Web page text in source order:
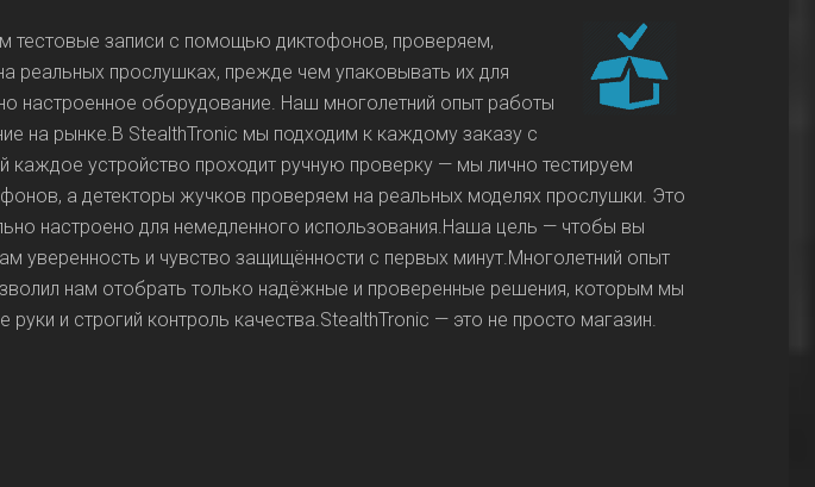
тестовые записи с помощью диктофонов, проверяем,
реальных прослушках, прежде чем упаковывать их для
настроенное оборудование. Наш многолетний опыт работы
на рынке.В StealthTronic мы подходим к каждому заказу с
устройство проходит ручную проверку — мы лично тестируем
а детекторы жучков проверяем на реальных моделях прослушки. Это
настроено для немедленного использования.Наша цель — чтобы вы
уверенность и чувство защищённости с первых минут.Многолетний опыт
нам отобрать только надёжные и проверенные решения, которым мы
и строгий контроль качества.StealthTronic — это не просто магазин.